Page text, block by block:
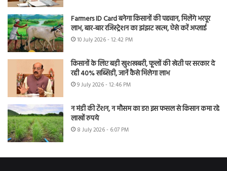
Farmers ID Card बनेगा किसानों की पहचान, मिलेंगे भरपूर
लाभ, बार-बार रजिस्ट्रेशन का झंझट खत्म, ऐसे करें अप्लाई
10 July 2026 - 12:42 PM
किसानों के लिए बड़ी खुशखबरी, फूलों की खेती पर सरकार दे
रही 40% सब्सिडी, जानें कैसे मिलेगा लाभ
9 July 2026 - 12:46 PM
न मंडी की टेंशन, न मौसम का डर! इस फसल से किसान कमा रहे
लाखों रुपये
8 July 2026 - 6:07 PM